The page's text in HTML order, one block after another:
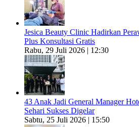
Jesica Beauty Clinic Hadirkan
Plus Konsultasi Gratis
Rabu, 29 Juli 2026 | 12:30
43 Anak Jadi General Manager
Sehari Sukses Digelar
Sabtu, 25 Juli 2026 | 15:50